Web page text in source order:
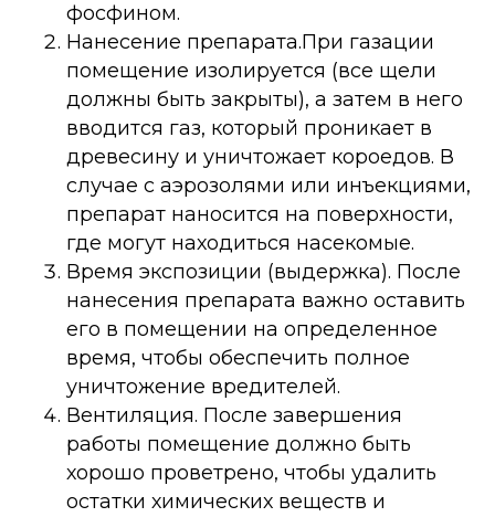
фосфином.
Нанесение препарата.При газации
помещение изолируется (все щели
должны быть закрыты), а затем в него
вводится газ, который проникает в
древесину и уничтожает короедов. В
случае с аэрозолями или инъекциями,
препарат наносится на поверхности,
где могут находиться насекомые.
Время экспозиции (выдержка). После
нанесения препарата важно оставить
его в помещении на определенное
время, чтобы обеспечить полное
уничтожение вредителей.
Вентиляция. После завершения
работы помещение должно быть
хорошо проветрено, чтобы удалить
остатки химических веществ и